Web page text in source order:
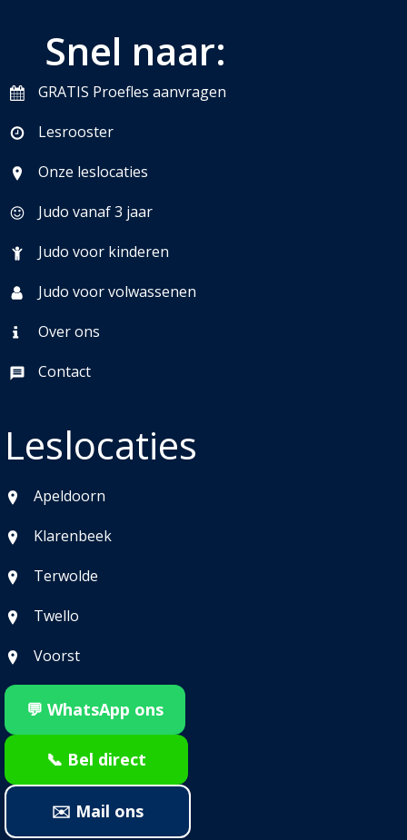
Snel naar:
GRATIS Proefles aanvragen
Lesrooster
Onze leslocaties
Judo vanaf 3 jaar
Judo voor kinderen
Judo voor volwassenen
Over ons
Contact
Leslocaties
Apeldoorn
Klarenbeek
Terwolde
Twello
Voorst
💬 WhatsApp ons
📞 Bel direct
✉️ Mail ons